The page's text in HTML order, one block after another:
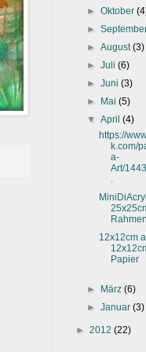
►Oktober
►
►August(3)
►Juli(6)
►Juni(3)
► Mai(5)
▼April(4)
https://
k.com/
a-
Art/
Rahmen
12x12cm
Papier
► März(6)
►Januar(3)
► 2012 (22)